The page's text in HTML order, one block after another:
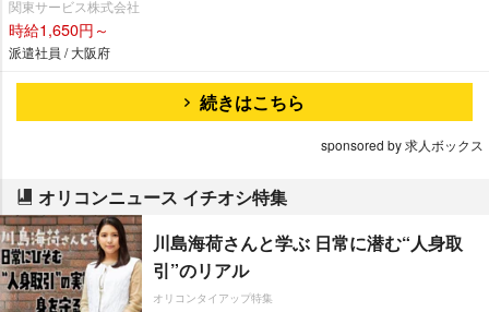
関東サービス株式会社
時給1,650円～
派遣社員 / 大阪府
続きはこちら
sponsored by 求人ボックス
オリコンニュース イチオシ特集
川島海荷さんと学ぶ 日常に潜む“人身取
引”のリアル
オリコンタイアップ特集